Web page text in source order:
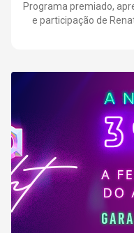
Programa premiado,
e participação de